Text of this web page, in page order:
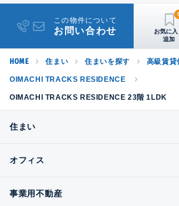
この物件について
お問い合わせ
HOME 住まい 住まいを探す 高級賃貸
OIMACHI TRACKS RESIDENCE
OIMACHI TRACKS RESIDENCE 23階 1LDK
住まい
オフィス
事業用不動産